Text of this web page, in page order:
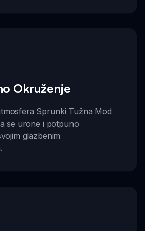
Okruženje
Sprunki Tužna Mod
se urone i potpuno
glazbenim